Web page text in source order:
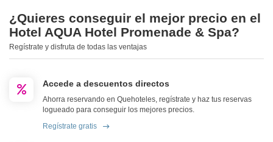
¿Quieres conseguir el mejor precio en el
Hotel AQUA Hotel Promenade & Spa?
Regístrate y disfruta de todas las ventajas
Accede a descuentos directos
Ahorra reservando en Quehoteles, regístrate y haz tus reservas
logueado para conseguir los mejores precios.
Regístrate gratis